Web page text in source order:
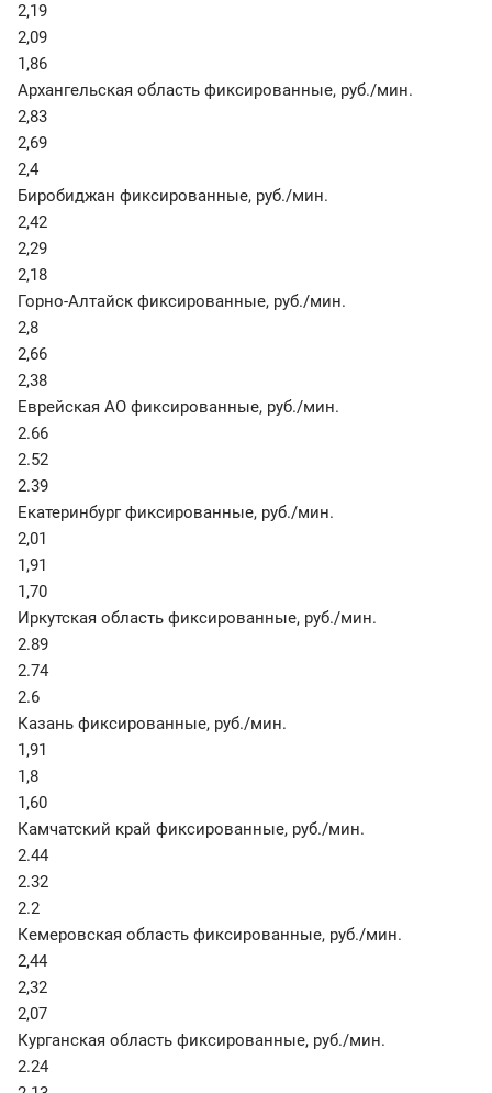
2,19
2,09
1,86
Архангельская область фиксированные, руб./мин.
2,83
2,69
2,4
Биробиджан фиксированные, руб./мин.
2,42
2,29
2,18
Горно-Алтайск фиксированные, руб./мин.
2,8
2,66
2,38
Еврейская АО фиксированные, руб./мин.
2.66
2.52
2.39
Екатеринбург фиксированные, руб./мин.
2,01
1,91
1,70
Иркутская область фиксированные, руб./мин.
2.89
2.74
2.6
Казань фиксированные, руб./мин.
1,91
1,8
1,60
Камчатский край фиксированные, руб./мин.
2.44
2.32
2.2
Кемеровская область фиксированные, руб./мин.
2,44
2,32
2,07
Курганская область фиксированные, руб./мин.
2.24